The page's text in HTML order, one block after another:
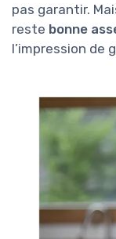
pas garantir.
reste bonne
l’impression de